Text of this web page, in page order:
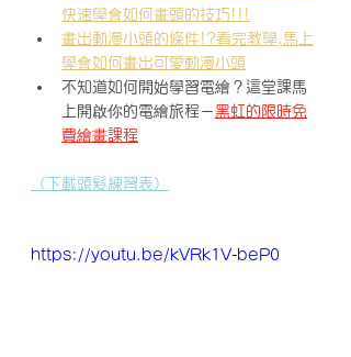
快速學會如何畫頭的技巧!!!
畫出動漫小頭的條件!?看完教學,馬上
學會如何畫出可愛動漫小頭
不知道如何開始學習電繪？這堂課馬
上開啟你的電繪旅程－ 黑虹的限時免
費繪畫課程
（下載頭髮練習表）
https://youtu.be/kVRk1V-beP0